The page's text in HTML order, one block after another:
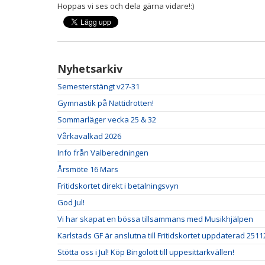
Hoppas vi ses och dela gärna vidare!:)
Nyhetsarkiv
Semesterstängt v27-31
Gymnastik på Nattidrotten!
Sommarläger vecka 25 & 32
Vårkavalkad 2026
Info från Valberedningen
Årsmöte 16 Mars
Fritidskortet direkt i betalningsvyn
God Jul!
Vi har skapat en bössa tillsammans med Musikhjälpen
Karlstads GF är anslutna till Fritidskortet uppdaterad
Stötta oss i Jul! Köp Bingolott till uppesittarkvällen!